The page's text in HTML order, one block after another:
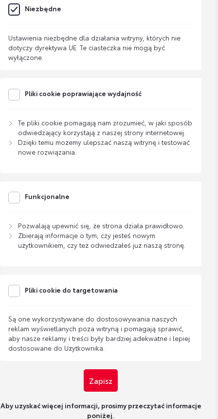
Niezbędne
Ustawienia niezbędne dla działania witryny, których nie
dotyczy dyrektywa UE. Te ciasteczka nie mogą być
wyłączone.
Pliki cookie poprawiające wydajność
Te pliki cookie pomagają nam zrozumieć, w jaki sposób
odwiedzający korzystają z naszej strony internetowej.
Dzięki temu możemy ulepszać naszą witrynę i testować
nowe rozwiązania.
Funkcjonalne
Pozwalają upewnić się, że strona działa prawidłowo.
Zbierają informacje o tym, czy jesteś nowym
użytkownikiem, czy też odwiedzałeś już naszą stronę.
Pliki cookie do targetowania
Są one wykorzystywane do dostosowywania naszych
reklam wyświetlanych poza witryną i pomagają sprawić,
aby nasze reklamy i treści były bardziej adekwatne i lepiej
dostosowane do Użytkownika.
Zapisz
Aby uzyskać więcej informacji, prosimy przeczytać informacje
poniżej.